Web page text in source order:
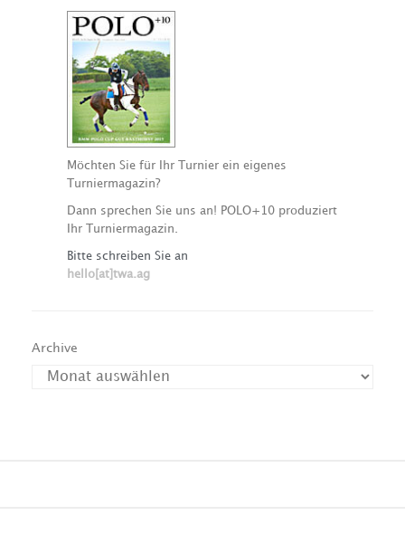
Möchten Sie für Ihr Turnier ein eigenes
Turniermagazin?
Dann sprechen Sie uns an! POLO+10 produziert
Ihr Turniermagazin.
Bitte schreiben Sie an
hello[at]twa.ag
Archive